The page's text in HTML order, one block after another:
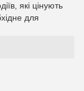
які цінують
для